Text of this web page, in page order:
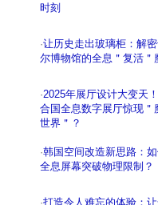
时刻
·让历史走出玻璃柜：解
尔博物馆的全息＂复活＂
·2025年展厅设计大变天
合国全息数字展厅惊现＂
世界＂？
·韩国空间改造新思路：如
全息屏幕突破物理限制？
·打造令人难忘的体验：